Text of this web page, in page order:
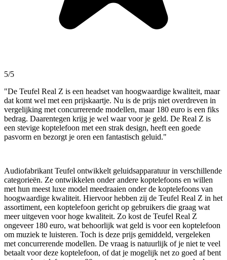
5/5
"De Teufel Real Z is een headset van hoogwaardige kwaliteit, maar
dat komt wel met een prijskaartje. Nu is de prijs niet overdreven in
vergelijking met concurrerende modellen, maar 180 euro is een fiks
bedrag. Daarentegen krijg je wel waar voor je geld. De Real Z is
een stevige koptelefoon met een strak design, heeft een goede
pasvorm en bezorgt je oren een fantastisch geluid."
Audiofabrikant Teufel ontwikkelt geluidsapparatuur in verschillende
categorieën. Ze ontwikkelen onder andere koptelefoons en willen
met hun meest luxe model meedraaien onder de koptelefoons van
hoogwaardige kwaliteit. Hiervoor hebben zij de Teufel Real Z in het
assortiment, een koptelefoon gericht op gebruikers die graag wat
meer uitgeven voor hoge kwaliteit. Zo kost de Teufel Real Z
ongeveer 180 euro, wat behoorlijk wat geld is voor een koptelefoon
om muziek te luisteren. Toch is deze prijs gemiddeld, vergeleken
met concurrerende modellen. De vraag is natuurlijk of je niet te veel
betaalt voor deze koptelefoon, of dat je mogelijk net zo goed af bent